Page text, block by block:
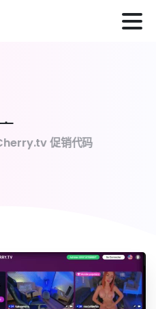
Cherry.tv 促销代码